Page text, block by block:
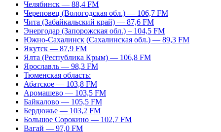
Челябинск — 88,4 FM
Череповец (Вологодская обл.) — 106,7 FM
Чита (Забайкальский край) — 87,6 FM
Энергодар (Запорожская обл.) – 104,5 FM
Южно-Сахалинск (Сахалинская обл.) — 89,3 FM
Якутск — 87,9 FM
Ялта (Республика Крым) — 106,8 FM
Ярославль — 98,3 FM
Тюменская область:
Абатское — 103,8 FM
Аромашево — 103,5 FM
Байкалово — 105,5 FM
Бердюжье — 103,2 FM
Большое Сорокино — 102,7 FM
Вагай — 97,0 FM